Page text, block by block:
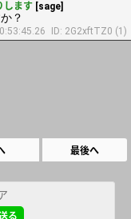
します [sage]
？
ID: 2G2xftTZ0 (1)
最後へ
る